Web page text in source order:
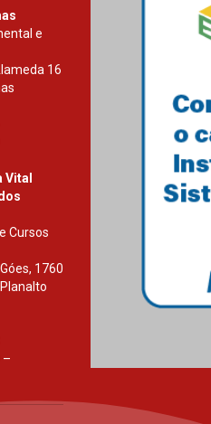
e
16
Vital
Cursos
1760
–